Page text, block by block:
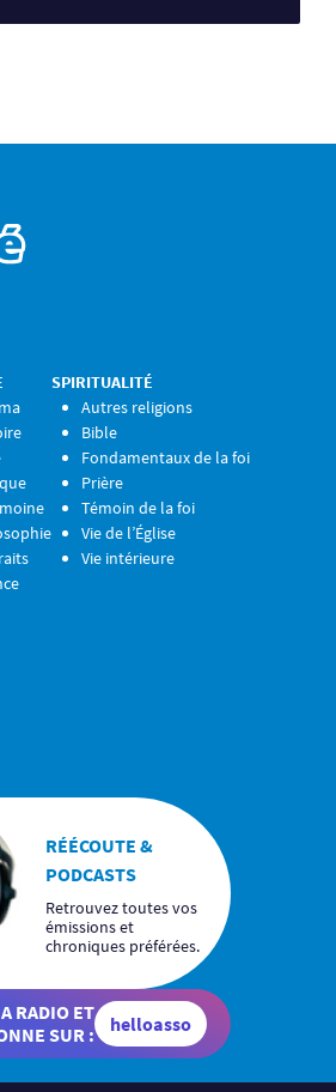
SPIRITUALITÉ
Autres religions
Bible
Fondamentaux de la foi
Prière
Témoin de la foi
Vie de l’Église
Vie intérieure
RÉÉCOUTE &
PODCASTS
Retrouvez toutes vos
émissions et
chroniques préférées.
RADIO ET
SUR :
helloasso